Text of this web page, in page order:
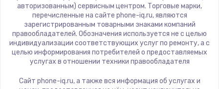
Заказать
Замена материнской платы
1690 руб.
Elephone
BlackView
Google
Vertu
Tp-Link
авторизованным) сервисным центром. Торговые марки,
перечисленные на сайте phone-iq.ru, являются
зарегистрированным товарными знаками компаний
правообладателей. Обозначения используется не с целью
индивидуализации соответствующих услуг по ремонту, а с
целью информирования потребителей о предоставляемых
услугах в отношении техники правообладателя
Сайт phone-iq.ru, а также вся информация об услугах и